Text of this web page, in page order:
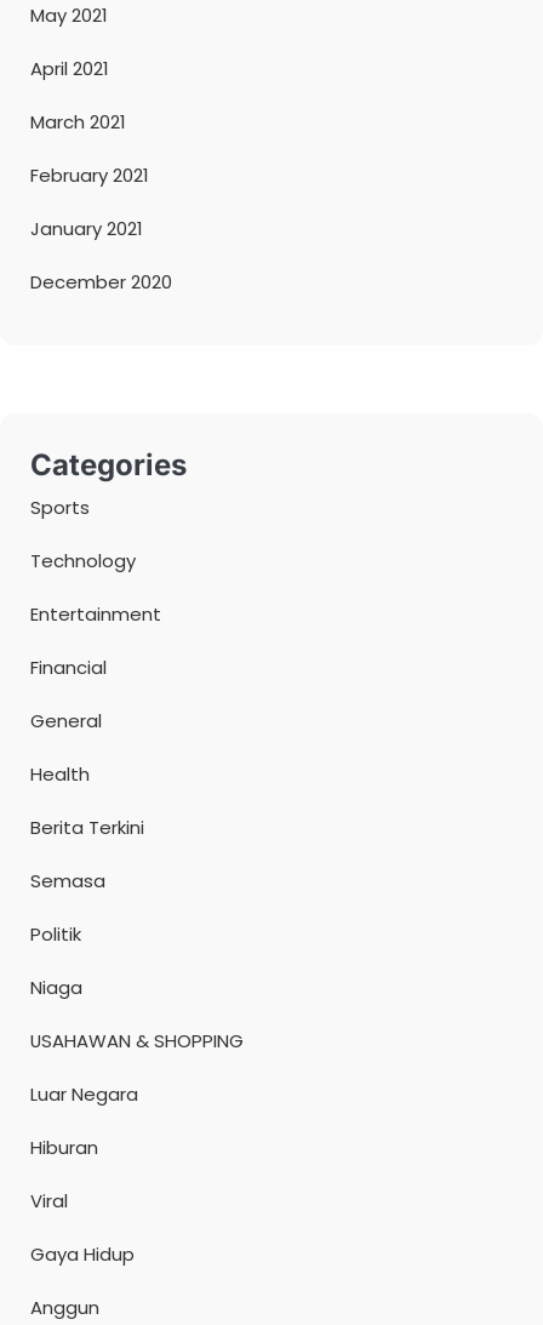
May 2021
April 2021
March 2021
February 2021
January 2021
December 2020
Categories
Sports
Technology
Entertainment
Financial
General
Health
Berita Terkini
Semasa
Politik
Niaga
USAHAWAN & SHOPPING
Luar Negara
Hiburan
Viral
Gaya Hidup
Anggun